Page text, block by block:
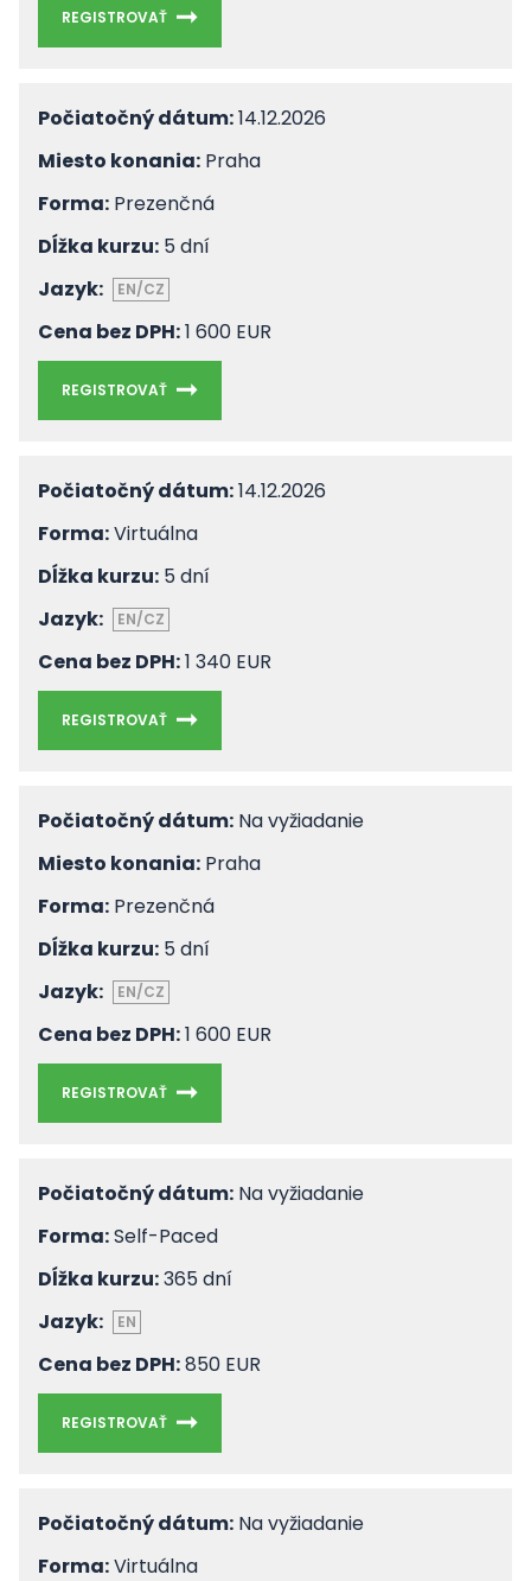
REGISTROVAŤ
Počiatočný dátum:14.12.2026
Miesto konania: Praha
Forma: Prezenčná
Dĺžka kurzu: 5 dní
Jazyk:
EN/CZ
Cena bez DPH:1 600 EUR
REGISTROVAŤ
Počiatočný dátum:14.12.2026
Forma:Virtuálna
Dĺžka kurzu: 5 dní
Jazyk:
EN/CZ
Cena bez DPH:1 340 EUR
REGISTROVAŤ
Počiatočný dátum: Na vyžiadanie
Miesto konania: Praha
Forma: Prezenčná
Dĺžka kurzu: 5 dní
Jazyk:
EN/CZ
Cena bez DPH:1 600 EUR
REGISTROVAŤ
Počiatočný dátum: Na vyžiadanie
Forma:Self-Paced
Dĺžka kurzu:365 dní
Jazyk:
EN
Cena bez DPH:850 EUR
REGISTROVAŤ
Počiatočný dátum: Na vyžiadanie
Forma:Virtuálna